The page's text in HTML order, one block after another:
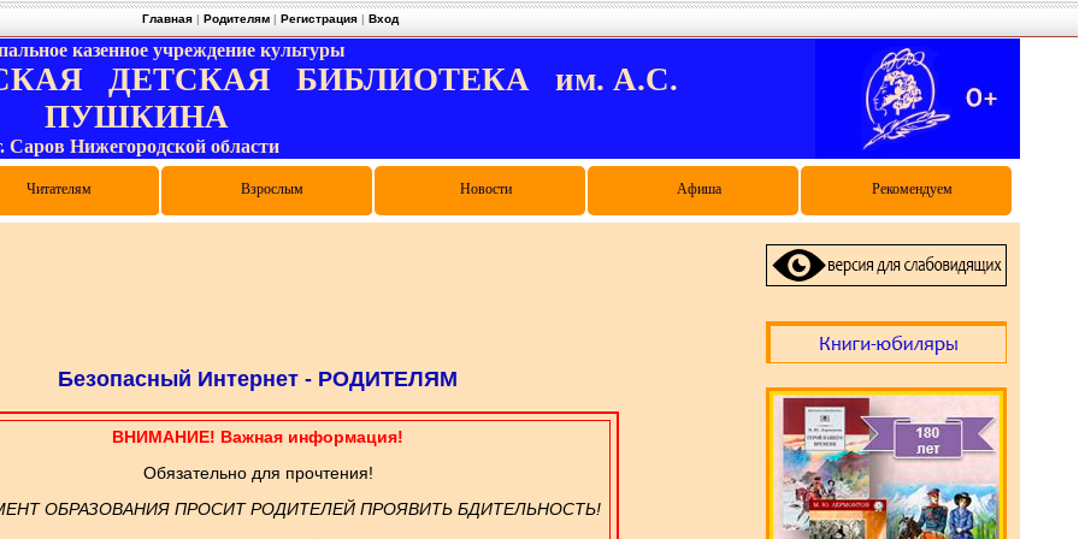
Главная| Родителям| Регистрация| Вход
казенное учреждение культуры
ДЕТСКАЯ БИБЛИОТЕКА им. А.С.
ПУШКИНА
Саров Нижегородской области
Читателям
Как записаться
Правила пользования
Виртуальная служба
объединения
мероприятия
Конкурсы
цифровой грамотности
Электронный каталог Взрослым
Педагогам
Родителям
Дарителям
Выпускникам
Опросы
Отзывы Новости Афиша Рекомендуем
Безопасный Интернет - РОДИТЕЛЯМ
ВНИМАНИЕ! Важная информация!
Обязательно для прочтения!
ОБРАЗОВАНИЯ ПРОСИТ РОДИТЕЛЕЙ ПРОЯВИТЬ БДИТЕЛЬНОСТЬ!